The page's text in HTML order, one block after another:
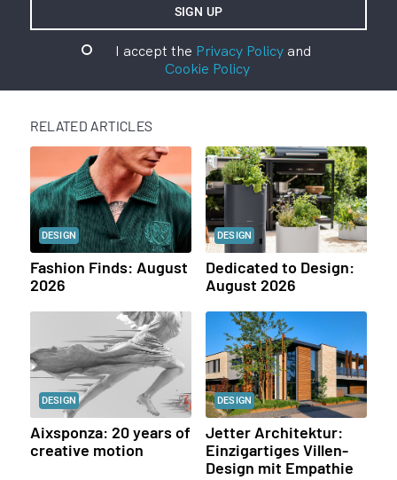
I accept the Privacy Policyand
Cookie Policy
RELATED ARTICLES
DESIGN
Fashion Finds: August
2026
DESIGN
Dedicated to Design:
August 2026
DESIGN
Aixsponza: 20 years of
creative motion
DESIGN
Jetter Architektur:
Einzigartiges Villen-
Design mit Empathie